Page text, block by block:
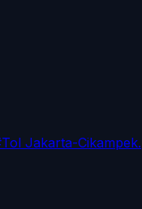
Tol Jakarta-Cikampek.